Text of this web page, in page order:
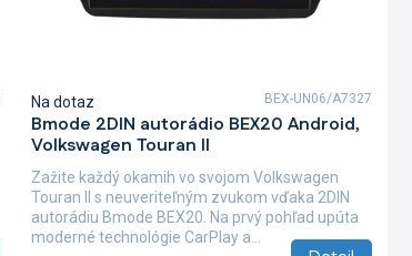
Bmode 2DIN autorádio BEX20 Android,
Volkswagen Touran II
Na dotaz
Zažite každý okamih vo svojom Volkswagen
Touran II s neuveriteľným zvukom vďaka 2DIN
autorádiu Bmode BEX20. Na prvý pohľad upúta
moderné technológie CarPlay a...
BEX-UN06/A7327